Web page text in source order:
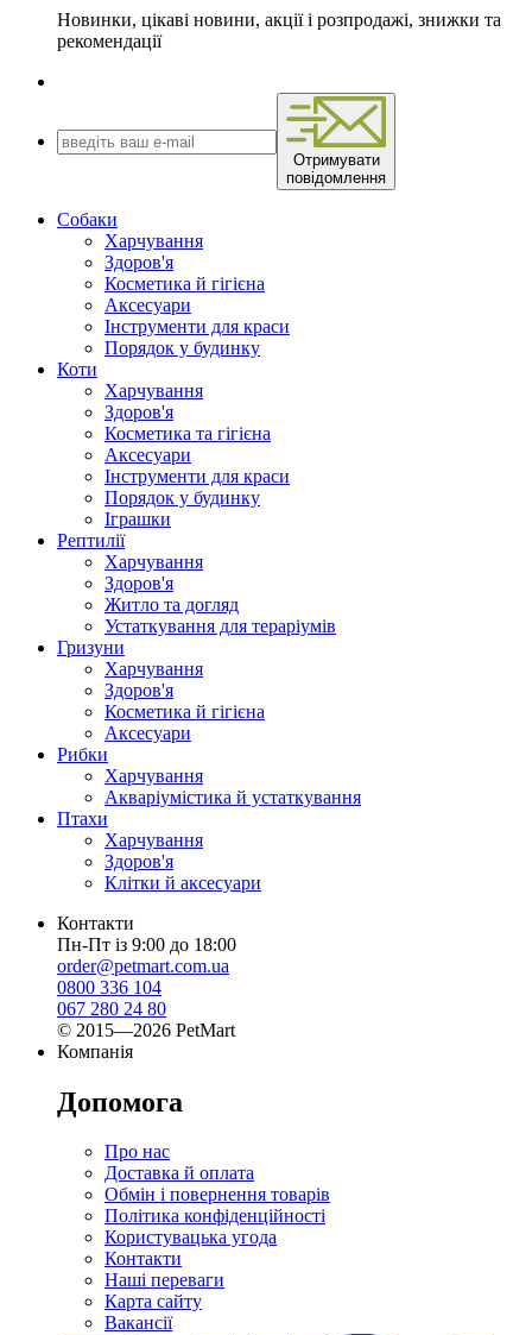
Новинки, цікаві новини, акції і розпродажі, знижки та
рекомендації
Отримувати
повідомлення
Собаки
Харчування
Здоров'я
Косметика й гігієна
Аксесуари
Інструменти для краси
Порядок у будинку
Коти
Харчування
Здоров'я
Косметика та гігієна
Аксесуари
Інструменти для краси
Порядок у будинку
Іграшки
Рептилії
Харчування
Здоров'я
Житло та догляд
Устаткування для тераріумів
Гризуни
Харчування
Здоров'я
Косметика й гігієна
Аксесуари
Рибки
Харчування
Акваріумістика й устаткування
Птахи
Харчування
Здоров'я
Клітки й аксесуари
Контакти
Пн-Пт із 9:00 до 18:00
order@petmart.com.ua
0800 336 104
067 280 24 80
© 2015—2026 PetMart
Компанія
Допомога
Про нас
Доставка й оплата
Обмін і повернення товарів
Політика конфіденційності
Користувацька угода
Контакти
Наші переваги
Карта сайту
Вакансії